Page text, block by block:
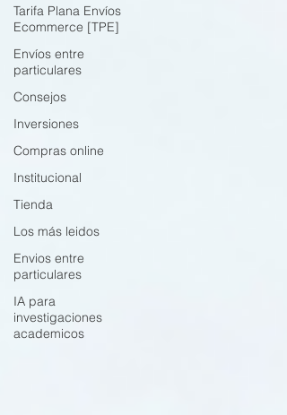
Tarifa Plana Envíos
Ecommerce [TPE]
Envíos entre
particulares
Consejos
Inversiones
Compras online
Institucional
Tienda
Los más leidos
Envios entre
particulares
IA para
investigaciones
academicos